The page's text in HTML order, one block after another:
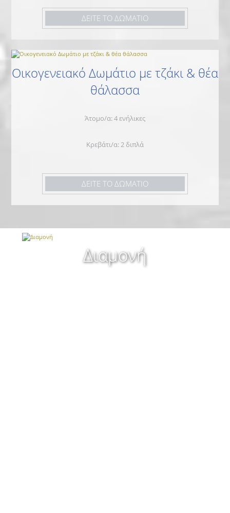
ΔΕΙΤΕ ΤΟ ΔΩΜΑΤΙΟ
Οικογενειακό Δωμάτιο με τζάκι & θέα
θάλασσα
Άτομο/α: 4 ενήλικες
Κρεβάτι/α: 2 διπλά
ΔΕΙΤΕ ΤΟ ΔΩΜΑΤΙΟ
Διαμονή